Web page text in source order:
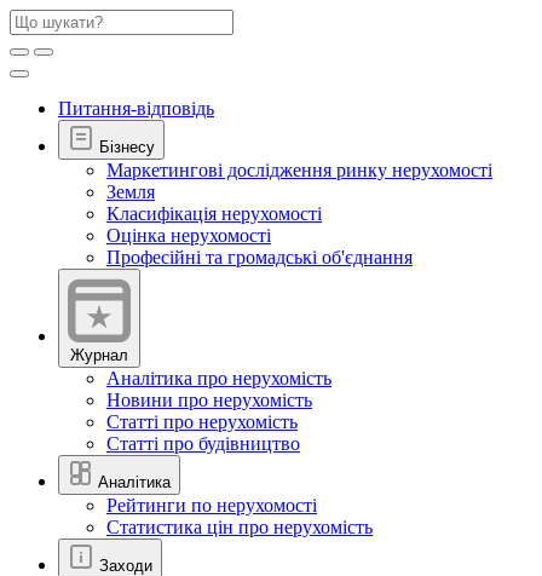
Питання-відповідь
Бізнесу
Маркетингові дослідження ринку нерухомості
Земля
Класифікація нерухомості
Оцінка нерухомості
Професійні та громадські об'єднання
Журнал
Аналітика про нерухомість
Новини про нерухомість
Статті про нерухомість
Статті про будівництво
Аналітика
Рейтинги по нерухомості
Статистика цін про нерухомість
Заходи